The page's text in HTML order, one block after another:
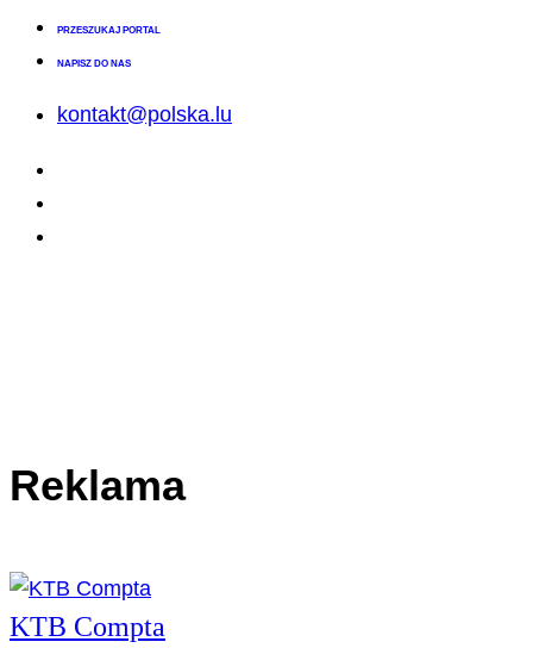
PRZESZUKAJ PORTAL
NAPISZ DO NAS
kontakt@polska.lu
Reklama
KTB Compta